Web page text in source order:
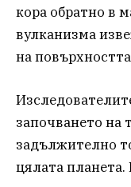
кора обратно в
вулканизма
на
започването на
задължително
цялата